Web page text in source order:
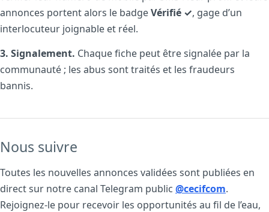
annonces portent alors le badgeVérifié ✓, gage d’un
interlocuteur joignable et réel.
3. Signalement. Chaque fiche peut être signalée par la
communauté ; les abus sont traités et les fraudeurs
bannis.
Nous suivre
Toutes les nouvelles annonces validées sont publiées en
direct sur notre canal Telegram public @cecifcom.
Rejoignez-le pour recevoir les opportunités au fil de l’eau,